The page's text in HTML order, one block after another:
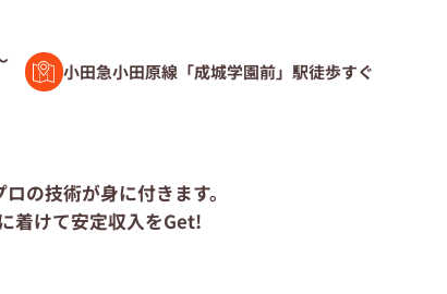
小田急小田原線「成城学園前」駅徒歩すぐ
ロの技術が身に付きます。
着けて安定収入をGet!